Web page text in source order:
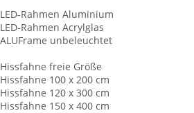
LED-Rahmen Aluminium
LED-Rahmen Acrylglas
ALUFrame unbeleuchtet
Hissfahne freie Größe
Hissfahne 100 x 200 cm
Hissfahne 120 x 300 cm
Hissfahne 150 x 400 cm